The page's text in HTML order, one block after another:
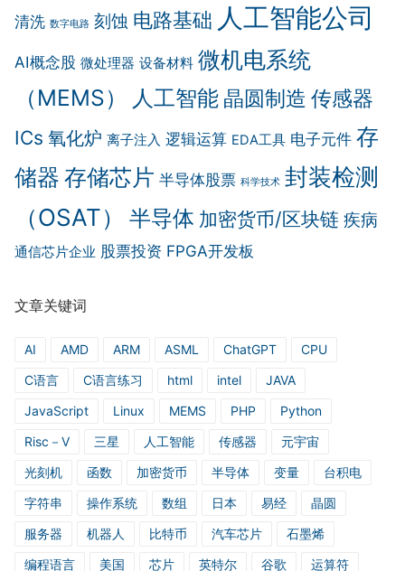
清洗 数字电路 刻蚀 电路基础 人工智能公司
AI概念股 微处理器 设备材料 微机电系统
（MEMS）
人工智能 晶圆制造 传感器
ICs 氧化炉 离子注入 逻辑运算 EDA工具 电子元件 存
储器 存储芯片 半导体股票 科学技术 封装检测
（OSAT）
半导体 加密货币/区块链 疾病
通信芯片企业 股票投资 FPGA开发板
文章关键词
AI AMD ARM ASML ChatGPT
CPU
C语言
C语言练习 html intel
JAVA
JavaScript
Linux MEMS PHP
Python
Risc－V
三星 人工智能 传感器
元宇宙
光刻机
函数 加密货币 半导体 变量
台积电
字符串
操作系统 数组 日本 易经
晶圆
服务器
机器人 比特币 汽车芯片
石墨烯
编程语言
美国 芯片 英特尔 谷歌
运算符